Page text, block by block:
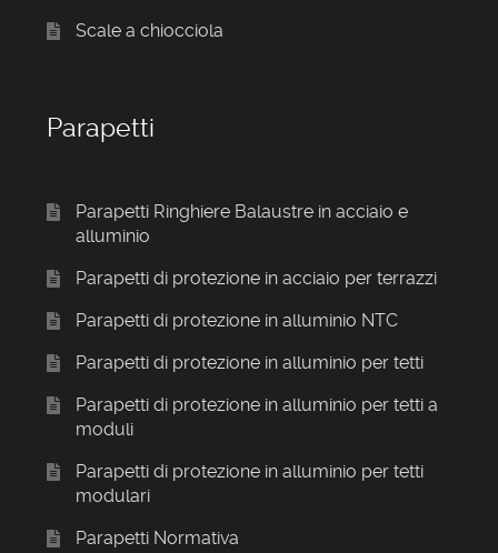
Scale a chiocciola
Parapetti
Parapetti Ringhiere Balaustre in acciaio e
alluminio
Parapetti di protezione in acciaio per terrazzi
Parapetti di protezione in alluminio NTC
Parapetti di protezione in alluminio per tetti
Parapetti di protezione in alluminio per tetti a
moduli
Parapetti di protezione in alluminio per tetti
modulari
Parapetti Normativa